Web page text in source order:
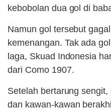
kebobolan dua gol di
Namun gol tersebut
kemenangan. Tak ada
laga, Skuad Indonesia
dari Como 1907.
Setelah bertarung
dan kawan-kawan